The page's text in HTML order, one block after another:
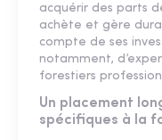
acquérir des parts
achète et gère
compte de ses
notamment,
forestiers
Un placement
spécifiques à la